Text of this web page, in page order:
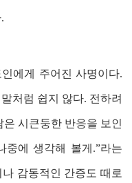
.
에게 주어진 사명이다.
처럼 쉽지 않다. 전하려
은 시큰둥한 반응을 보인
중에 생각해 볼게 .”라는
감동적인 간증도 때로